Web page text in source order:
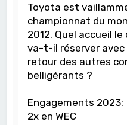
Toyota est
championnat du
2012. Quel accueil
va-t-il réserver avec
retour des autres
belligérants ?
Engagements 2023:
2x en WEC